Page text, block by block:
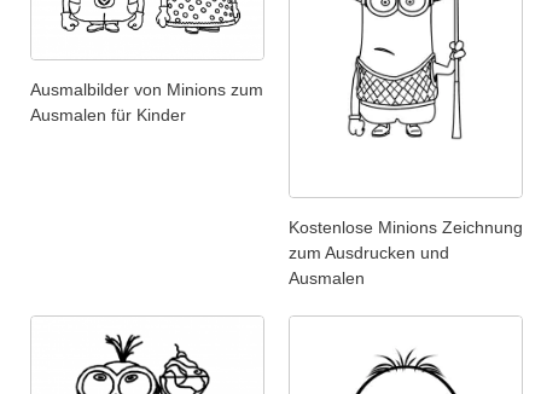
Ausmalbilder von Minions zum
Ausmalen für Kinder
Kostenlose Minions Zeichnung
zum Ausdrucken und
Ausmalen